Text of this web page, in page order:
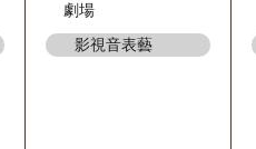
劇場
影視音表藝